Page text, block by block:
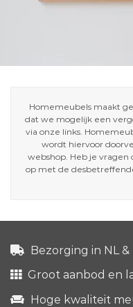
Homemeubels maakt
dat we mogelijk een
via onze links.
wordt hiervoor
webshop. Heb je
op met de
Bezorging in NL &
Groot aanbod en
Hoge kwaliteit